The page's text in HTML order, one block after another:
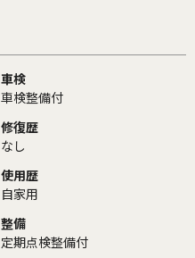
車検
車検整備付
修復歴
なし
使用歴
自家用
整備
定期点検整備付